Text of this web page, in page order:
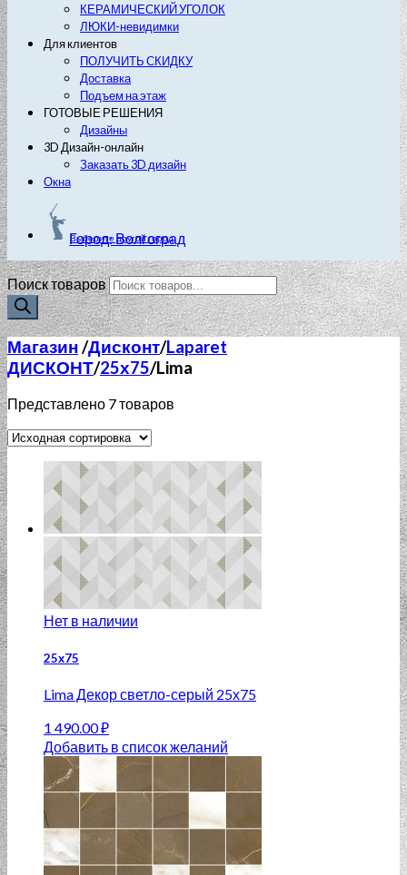
КЕРАМИЧЕСКИЙ УГОЛОК
ЛЮКИ-невидимки
Для клиентов
ПОЛУЧИТЬ СКИДКУ
Доставка
Подъем на этаж
ГОТОВЫЕ РЕШЕНИЯ
Дизайны
3D Дизайн-онлайн
Заказать 3D дизайн
Окна
Город: Волгоград
Выберите другой город
Поиск товаров
Магазин/Дисконт/Laparet
ДИСКОНТ/25х75/Lima
Представлено 7 товаров
Нет в наличии
25х75
Lima Декор светло-серый 25х75
1 490.00₽
Добавить в список желаний